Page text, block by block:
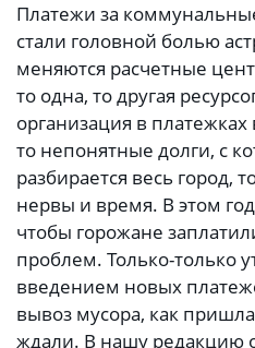
Платежи за
стали головной болью
меняются расчетные
то одна, то другая
организация в платежках
то непонятные долги, с
разбирается весь город,
нервы и время. В этом
чтобы горожане
проблем. Только-только
введением новых
вывоз мусора, как
ждали. В нашу редакцию